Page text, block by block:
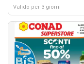
Valido per 3 giorni